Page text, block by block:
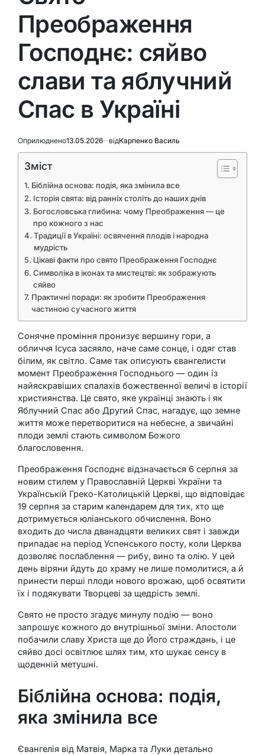
Преображення
Господнє: сяйво
слави та яблучний
Спас в Україні
Оприлюднено13.05.2026 відКарпенко Василь
Зміст
Біблійна основа: подія, яка змінила все
Історія свята: від ранніх століть до наших днів
Богословська глибина: чому Преображення — це
про кожного з нас
Традиції в Україні: освячення плодів і народна
мудрість
Цікаві факти про свято Преображення Господнє
Символіка в іконах та мистецтві: як зображують
сяйво
Практичні поради: як зробити Преображення
частиною сучасного життя
Сонячне проміння пронизує вершину гори, а
обличчя Ісуса засяяло, наче саме сонце, і одяг став
білим, як світло. Саме так описують євангелисти
момент Преображення Господнього — один із
найяскравіших спалахів божественної величі в історії
християнства. Це свято, яке українці знають і як
Яблучний Спас або Другий Спас, нагадує, що земне
життя може перетворитися на небесне, а звичайні
плоди землі стають символом Божого
благословення.
Преображення Господнє відзначається 6 серпня за
новим стилем у Православній Церкві України та
Українській Греко-Католицькій Церкві, що відповідає
19 серпня за старим календарем для тих, хто ще
дотримується юліанського обчислення. Воно
входить до числа дванадцяти великих свят і завжди
припадає на період Успенського посту, коли Церква
дозволяє послаблення — рибу, вино та олію. У цей
день віряни йдуть до храму не лише помолитися, а й
принести перші плоди нового врожаю, щоб освятити
їх і подякувати Творцеві за щедрість землі.
Свято не просто згадує минулу подію — воно
запрошує кожного до внутрішньої зміни. Апостоли
побачили славу Христа ще до Його страждань, і це
сяйво досі освітлює шлях тим, хто шукає сенсу в
щоденній метушні.
Біблійна основа: подія,
яка змінила все
Євангелія від Матвія, Марка та Луки детально